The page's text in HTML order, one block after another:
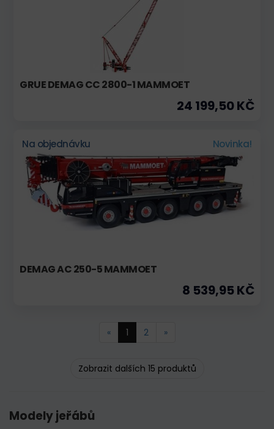
GRUE DEMAG CC 2800-1 MAMMOET
24 199,50 KČ
Na objednávku Novinka!
DEMAG AC 250-5 MAMMOET
8 539,95 KČ
« 1 2 »
Zobrazit dalších 15 produktů
Modely jeřábů